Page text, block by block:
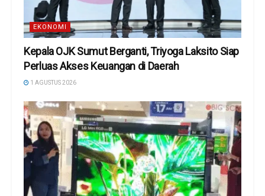
EKONOMI
Kepala OJK Sumut Berganti, Triyoga Laksito Siap
Perluas Akses Keuangan di Daerah
1 AGUSTUS 2026